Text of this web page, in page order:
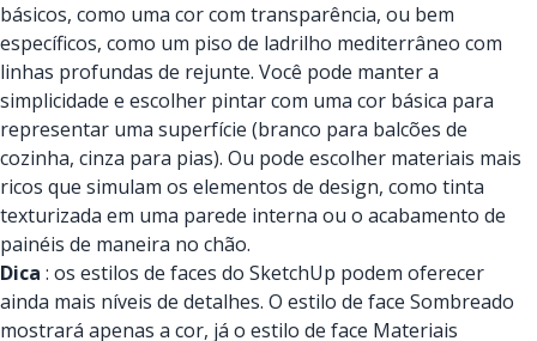
básicos, como uma cor com transparência, ou bem
específicos, como um piso de ladrilho mediterrâneo com
linhas profundas de rejunte. Você pode manter a
simplicidade e escolher pintar com uma cor básica para
representar uma superfície (branco para balcões de
cozinha, cinza para pias). Ou pode escolher materiais mais
ricos que simulam os elementos de design, como tinta
texturizada em uma parede interna ou o acabamento de
painéis de maneira no chão.
Dica : os estilos de faces do SketchUp podem oferecer
ainda mais níveis de detalhes. O estilo de face Sombreado
mostrará apenas a cor, já o estilo de face Materiais